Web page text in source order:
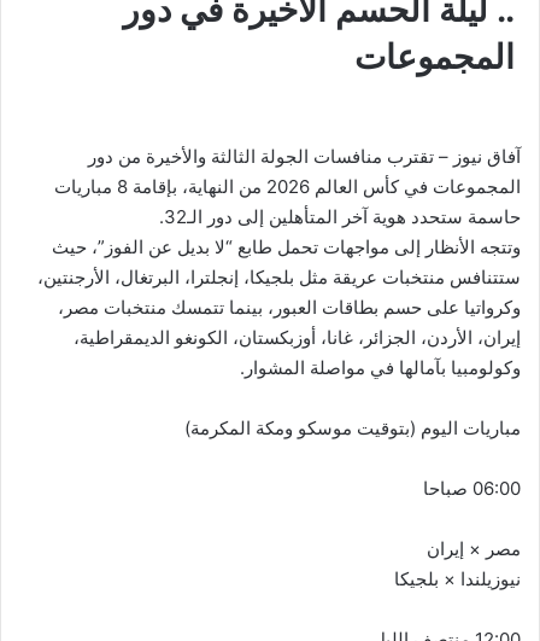
.. ليلة الحسم الأخيرة في دور
المجموعات
آفاق نيوز – تقترب منافسات الجولة الثالثة والأخيرة من دور
المجموعات في كأس العالم 2026 من النهاية، بإقامة 8 مباريات
حاسمة ستحدد هوية آخر المتأهلين إلى دور الـ32.
وتتجه الأنظار إلى مواجهات تحمل طابع “لا بديل عن الفوز”، حيث
ستتنافس منتخبات عريقة مثل بلجيكا، إنجلترا، البرتغال، الأرجنتين،
وكرواتيا على حسم بطاقات العبور، بينما تتمسك منتخبات مصر،
إيران، الأردن، الجزائر، غانا، أوزبكستان، الكونغو الديمقراطية،
وكولومبيا بآمالها في مواصلة المشوار.
مباريات اليوم (بتوقيت موسكو ومكة المكرمة)
06:00 صباحا
مصر × إيران
نيوزيلندا × بلجيكا